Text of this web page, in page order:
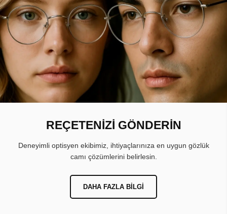
REÇETENİZİ GÖNDERİN
Deneyimli optisyen ekibimiz, ihtiyaçlarınıza en uygun gözlük
camı çözümlerini belirlesin.
DAHA FAZLA BILGI